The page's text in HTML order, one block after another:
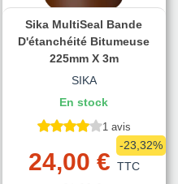
Sika MultiSeal Bande
D'étanchéité Bitumeuse
225mm X 3m
SIKA
En stock
1 avis
24,00 € TTC
-23,32%